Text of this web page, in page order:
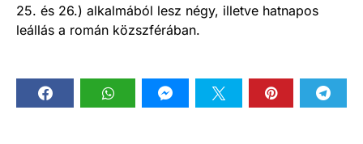
25. és 26.) alkalmából lesz négy, illetve hatnapos
leállás a román közszférában.